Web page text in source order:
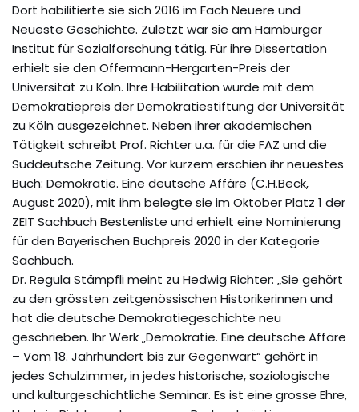
Dort habilitierte sie sich 2016 im Fach Neuere und
Neueste Geschichte. Zuletzt war sie am Hamburger
Institut für Sozialforschung tätig. Für ihre Dissertation
erhielt sie den Offermann-Hergarten-Preis der
Universität zu Köln. Ihre Habilitation wurde mit dem
Demokratiepreis der Demokratiestiftung der Universität
zu Köln ausgezeichnet. Neben ihrer akademischen
Tätigkeit schreibt Prof. Richter u.a. für die FAZ und die
Süddeutsche Zeitung. Vor kurzem erschien ihr neuestes
Buch: Demokratie. Eine deutsche Affäre (C.H.Beck,
August 2020), mit ihm belegte sie im Oktober Platz 1 der
ZEIT Sachbuch Bestenliste und erhielt eine Nominierung
für den Bayerischen Buchpreis 2020 in der Kategorie
Sachbuch.
Dr. Regula Stämpfli meint zu Hedwig Richter: „Sie gehört
zu den grössten zeitgenössischen Historikerinnen und
hat die deutsche Demokratiegeschichte neu
geschrieben. Ihr Werk „Demokratie. Eine deutsche Affäre
– Vom 18. Jahrhundert bis zur Gegenwart“ gehört in
jedes Schulzimmer, in jedes historische, soziologische
und kulturgeschichtliche Seminar. Es ist eine grosse Ehre,